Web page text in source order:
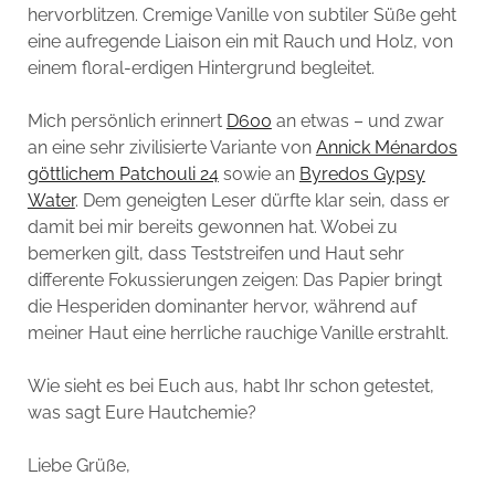
hervorblitzen. Cremige Vanille von subtiler Süße geht
eine aufregende Liaison ein mit Rauch und Holz, von
einem floral-erdigen Hintergrund begleitet.
Mich persönlich erinnert D600 an etwas – und zwar
an eine sehr zivilisierte Variante von Annick Ménardos
göttlichem Patchouli 24sowie an Byredos Gypsy
Water. Dem geneigten Leser dürfte klar sein, dass er
damit bei mir bereits gewonnen hat. Wobei zu
bemerken gilt, dass Teststreifen und Haut sehr
differente Fokussierungen zeigen: Das Papier bringt
die Hesperiden dominanter hervor, während auf
meiner Haut eine herrliche rauchige Vanille erstrahlt.
Wie sieht es bei Euch aus, habt Ihr schon getestet,
was sagt Eure Hautchemie?
Liebe Grüße,